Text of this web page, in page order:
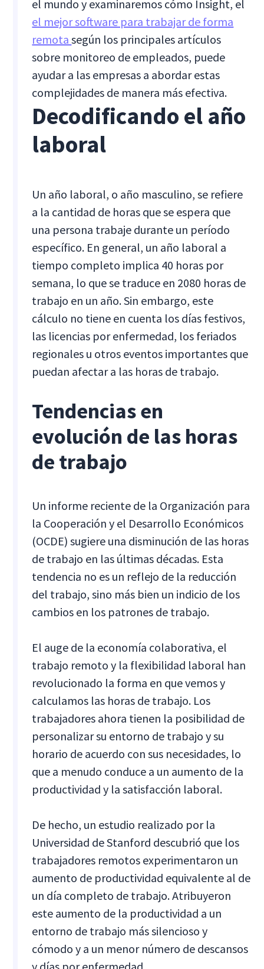
el mundo y examinaremos cómo Insight, el
el mejor software para trabajar de forma
remotasegún los principales artículos
sobre monitoreo de empleados, puede
ayudar a las empresas a abordar estas
complejidades de manera más efectiva.
Decodificando el año
laboral
Un año laboral, o año masculino, se refiere
a la cantidad de horas que se espera que
una persona trabaje durante un período
específico. En general, un año laboral a
tiempo completo implica 40 horas por
semana, lo que se traduce en 2080 horas de
trabajo en un año. Sin embargo, este
cálculo no tiene en cuenta los días festivos,
las licencias por enfermedad, los feriados
regionales u otros eventos importantes que
puedan afectar a las horas de trabajo.
Tendencias en
evolución de las horas
de trabajo
Un informe reciente de la Organización para
la Cooperación y el Desarrollo Económicos
(OCDE) sugiere una disminución de las horas
de trabajo en las últimas décadas. Esta
tendencia no es un reflejo de la reducción
del trabajo, sino más bien un indicio de los
cambios en los patrones de trabajo.
El auge de la economía colaborativa, el
trabajo remoto y la flexibilidad laboral han
revolucionado la forma en que vemos y
calculamos las horas de trabajo. Los
trabajadores ahora tienen la posibilidad de
personalizar su entorno de trabajo y su
horario de acuerdo con sus necesidades, lo
que a menudo conduce a un aumento de la
productividad y la satisfacción laboral.
De hecho, un estudio realizado por la
Universidad de Stanford descubrió que los
trabajadores remotos experimentaron un
aumento de productividad equivalente al de
un día completo de trabajo. Atribuyeron
este aumento de la productividad a un
entorno de trabajo más silencioso y
cómodo y a un menor número de descansos